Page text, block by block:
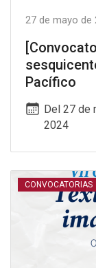
27 de mayo de
Pacífico
Del 27 de
2024
CONVOCATORIAS